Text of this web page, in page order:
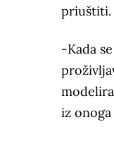
priuštiti.
-Kada
iz